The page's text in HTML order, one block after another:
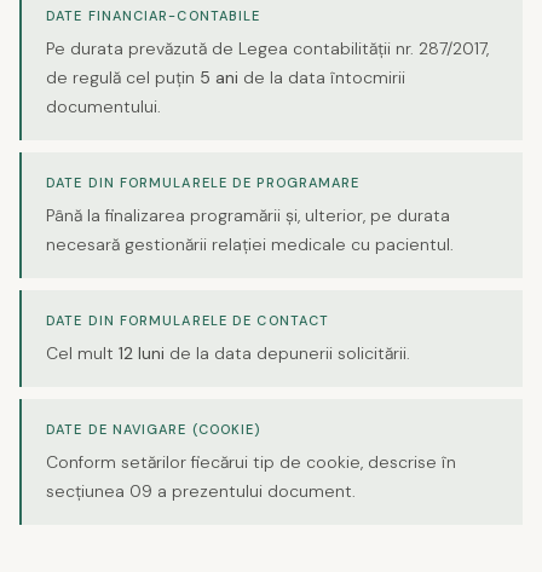
DATE FINANCIAR-CONTABILE
Pe durata prevăzută de Legea contabilității nr. 287/2017,
de regulă cel puțin 5 ani de la data întocmirii
documentului.
DATE DIN FORMULARELE DE PROGRAMARE
Până la finalizarea programării și, ulterior, pe durata
necesară gestionării relației medicale cu pacientul.
DATE DIN FORMULARELE DE CONTACT
Cel mult 12 luni de la data depunerii solicitării.
DATE DE NAVIGARE (COOKIE)
Conform setărilor fiecărui tip de cookie, descrise în
secțiunea 09 a prezentului document.